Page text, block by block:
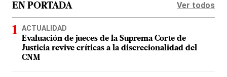
EN PORTADA Ver todos
ACTUALIDAD
Evaluación de jueces de la Suprema Corte de
Justicia revive críticas a la discrecionalidad del
CNM